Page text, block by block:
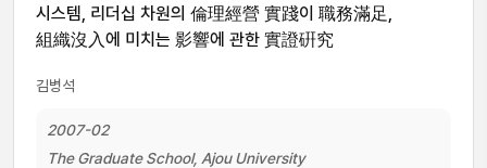
시스템, 리더십 차원의 倫理經營 實踐이 職務滿足,
組織沒入에 미치는 影響에 관한 實證硏究
김병석
2007-02
The Graduate School, Ajou University